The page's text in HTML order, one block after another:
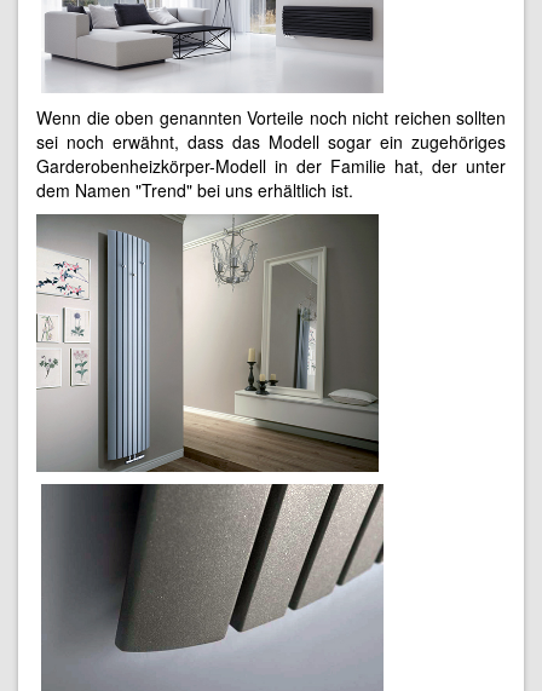
Wenn die oben genannten Vorteile noch nicht reichen sollten
sei noch erwähnt, dass das Modell sogar ein zugehöriges
Garderobenheizkörper-Modell in der Familie hat, der unter
dem Namen "Trend" bei uns erhältlich ist.